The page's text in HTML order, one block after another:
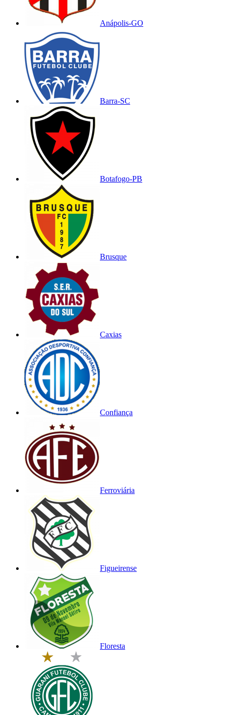
Anápolis-GO
Barra-SC
Botafogo-PB
Brusque
Caxias
Confiança
Ferroviária
Figueirense
Floresta